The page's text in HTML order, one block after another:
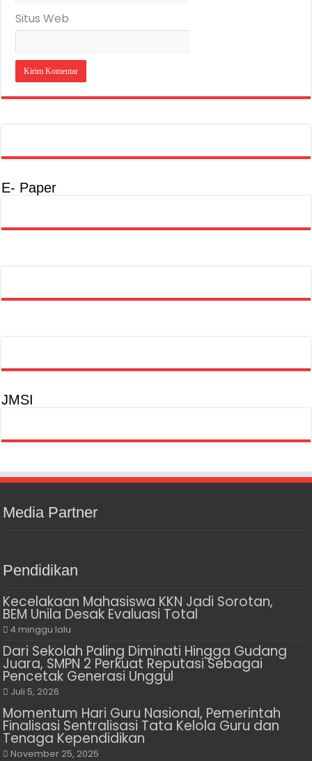
Situs Web
E- Paper
JMSI
Media Partner
Pendidikan
Kecelakaan Mahasiswa KKN Jadi Sorotan,
BEM Unila Desak Evaluasi Total
4 minggu lalu
Dari Sekolah Paling Diminati Hingga Gudang
Juara, SMPN 2 Perkuat Reputasi Sebagai
Pencetak Generasi Unggul
Juli 5, 2026
Momentum Hari Guru Nasional, Pemerintah
Finalisasi Sentralisasi Tata Kelola Guru dan
Tenaga Kependidikan
November 25, 2025